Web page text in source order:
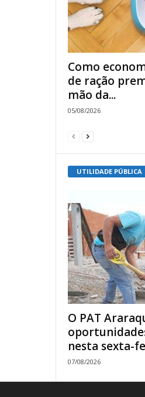
Como
de ração
mão da...
05/08/2026
UTILIDADE PÚBLICA
O PAT
nesta sexta-
07/08/2026